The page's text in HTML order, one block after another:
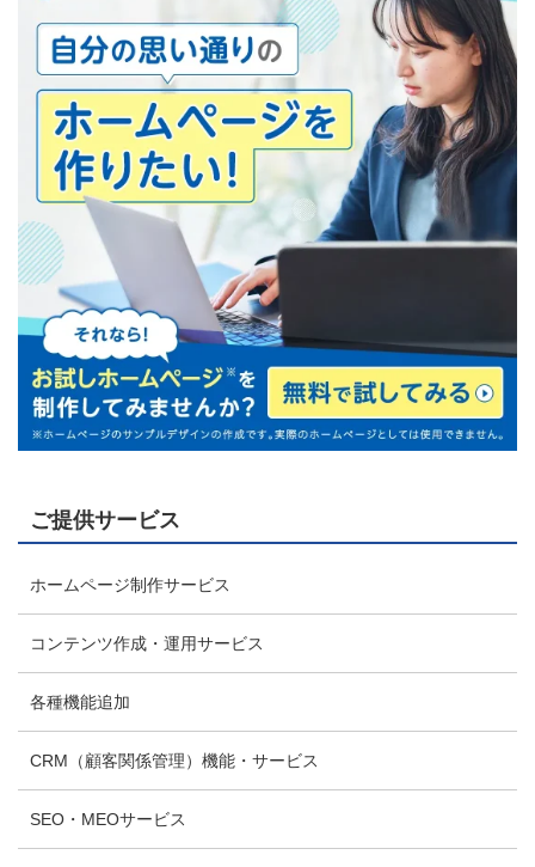
ご提供サービス
ホームページ制作サービス
コンテンツ作成・運用サービス
各種機能追加
CRM（顧客関係管理）機能・サービス
SEO・MEOサービス